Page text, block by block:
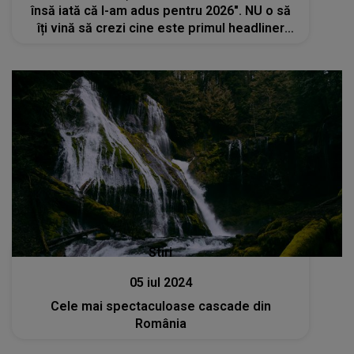
însă iată că l-am adus pentru 2026". NU o să
îți vină să crezi cine este primul headliner
Stiri
05 iul 2024
Cele mai spectaculoase cascade din
România